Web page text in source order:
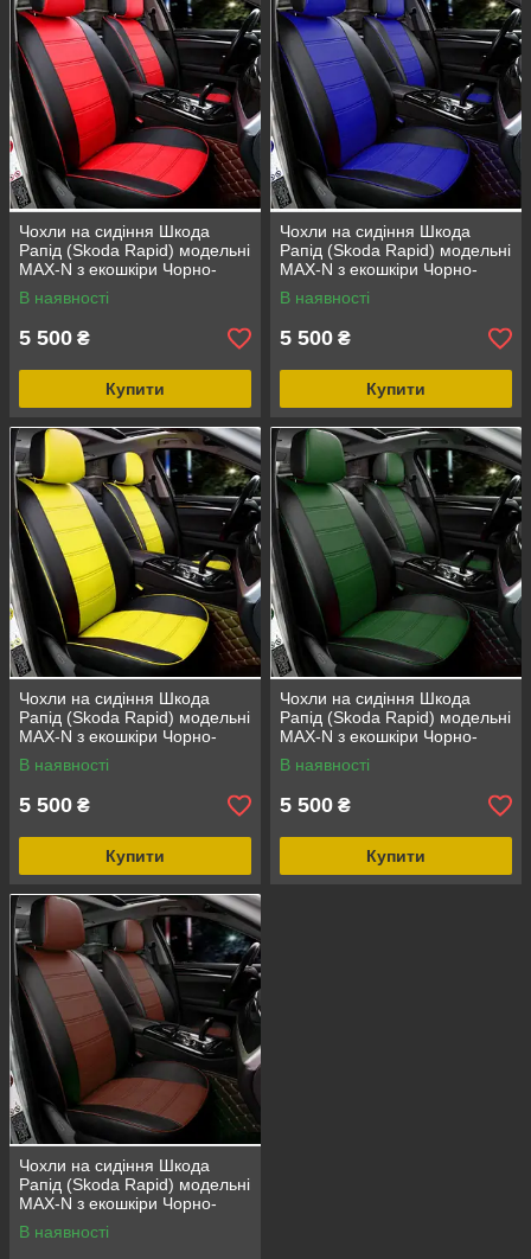
Чохли на сидіння Шкода
Рапід (Skoda Rapid) модельні
MAX-N з екошкіри Чорно-
червоний
В наявності
5 500 ₴
Купити
Чохли на сидіння Шкода
Рапід (Skoda Rapid) модельні
MAX-N з екошкіри Чорно-
синій
В наявності
5 500 ₴
Купити
Чохли на сидіння Шкода
Рапід (Skoda Rapid) модельні
MAX-N з екошкіри Чорно-
жовтий
В наявності
5 500 ₴
Купити
Чохли на сидіння Шкода
Рапід (Skoda Rapid) модельні
MAX-N з екошкіри Чорно-
зелений
В наявності
5 500 ₴
Купити
Чохли на сидіння Шкода
Рапід (Skoda Rapid) модельні
MAX-N з екошкіри Чорно-
коричневий
В наявності